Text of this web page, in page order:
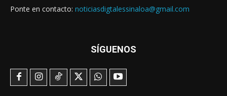
Ponte en contacto: noticiasdigtalessinaloa@gmail.com
SÍGUENOS